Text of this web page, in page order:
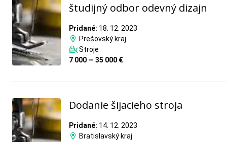
študijný odbor odevný dizajn
Pridané: 18. 12. 2023
Prešovský kraj
Stroje
7 000 — 35 000 €
Dodanie šijacieho stroja
Pridané: 14. 12. 2023
Bratislavský kraj